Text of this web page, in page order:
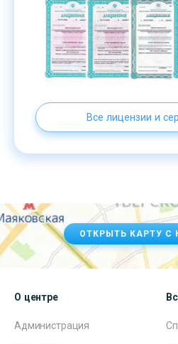
Все лицензии и
ОТКРЫТЬ КАРТУ С
О центре
Администрация